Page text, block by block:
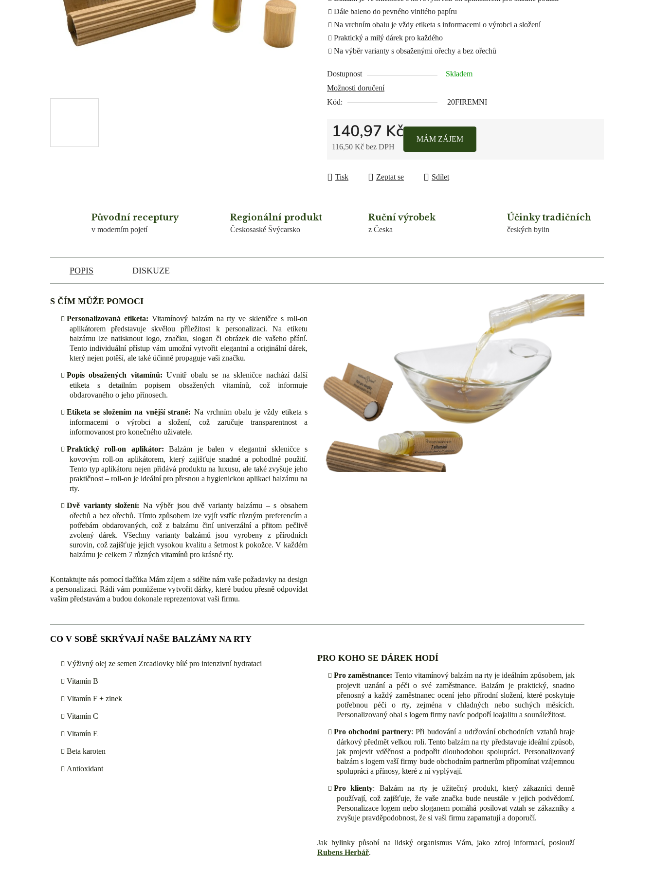
Dále baleno do pevného vlnitého papíru
Na vrchním obalu je vždy etiketa s informacemi o výrobci a složení
Praktický a milý dárek pro každého
Na výběr varianty s obsaženými ořechy a bez ořechů
Dostupnost
Skladem
Možnosti doručení
Kód:
20FIREMNI
140,97 Kč
116,50 Kč bez DPH
MÁM ZÁJEM
Tisk Zeptat se Sdílet
Původní receptury
v moderním pojetí
Regionální produkt
Českosaské Švýcarsko
Ruční výrobek
z Česka
Účinky tradičních
českých bylin
POPIS DISKUZE
S ČÍM MŮŽE POMOCI
Personalizovaná etiketa: Vitamínový balzám na rty ve skleničce s roll-on
aplikátorem představuje skvělou příležitost k personalizaci. Na etiketu
balzámu lze natisknout logo, značku, slogan či obrázek dle vašeho přání.
Tento individuální přístup vám umožní vytvořit elegantní a originální dárek,
který nejen potěší, ale také účinně propaguje vaši značku.
Popis obsažených vitamínů: Uvnitř obalu se na skleničce nachází další
etiketa s detailním popisem obsažených vitamínů, což informuje
obdarovaného o jeho přínosech.
Etiketa se složením na vnější straně: Na vrchním obalu je vždy etiketa s
informacemi o výrobci a složení, což zaručuje transparentnost a
informovanost pro konečného uživatele.
Praktický roll-on aplikátor:Balzám je balen v elegantní skleničce s
kovovým roll-on aplikátorem, který zajišťuje snadné a pohodlné použití.
Tento typ aplikátoru nejen přidává produktu na luxusu, ale také zvyšuje jeho
praktičnost – roll-on je ideální pro přesnou a hygienickou aplikaci balzámu na
rty.
Dvě varianty složení: Na výběr jsou dvě varianty balzámu – s obsahem
ořechů a bez ořechů. Tímto způsobem lze vyjít vstříc různým preferencím a
potřebám obdarovaných, což z balzámu činí univerzální a přitom pečlivě
zvolený dárek. Všechny varianty balzámů jsou vyrobeny z přírodních
surovin, což zajišťuje jejich vysokou kvalitu a šetrnost k pokožce. V každém
balzámu je celkem 7 různých vitamínů pro krásné rty.
Kontaktujte nás pomocí tlačítka Mám zájem a sdělte nám vaše požadavky na design
a personalizaci. Rádi vám pomůžeme vytvořit dárky, které budou přesně odpovídat
vašim představám a budou dokonale reprezentovat vaši firmu.
CO V SOBĚ SKRÝVAJÍ NAŠE BALZÁMY NA RTY
Výživný olej ze semen Zrcadlovky bílé pro intenzivní hydrataci
Vitamín B
Vitamín F + zinek
Vitamín C
Vitamín E
Beta karoten
Antioxidant
PRO KOHO SE DÁREK HODÍ
Pro zaměstnance: Tento vitamínový balzám na rty je ideálním způsobem, jak
projevit uznání a péči o své zaměstnance. Balzám je praktický, snadno
přenosný a každý zaměstnanec ocení jeho přírodní složení, které poskytuje
potřebnou péči o rty, zejména v chladných nebo suchých měsících.
Personalizovaný obal s logem firmy navíc podpoří loajalitu a sounáležitost.
Pro obchodní partnery: Při budování a udržování obchodních vztahů hraje
dárkový předmět velkou roli. Tento balzám na rty představuje ideální způsob,
jak projevit vděčnost a podpořit dlouhodobou spolupráci. Personalizovaný
balzám s logem vaší firmy bude obchodním partnerům připomínat vzájemnou
spolupráci a přínosy, které z ní vyplývají.
Pro klienty: Balzám na rty je užitečný produkt, který zákazníci denně
používají, což zajišťuje, že vaše značka bude neustále v jejich podvědomí.
Personalizace logem nebo sloganem pomáhá posilovat vztah se zákazníky a
zvyšuje pravděpodobnost, že si vaši firmu zapamatují a doporučí.
Jak bylinky působí na lidský organismus Vám, jako zdroj informací, poslouží
Rubens Herbář.